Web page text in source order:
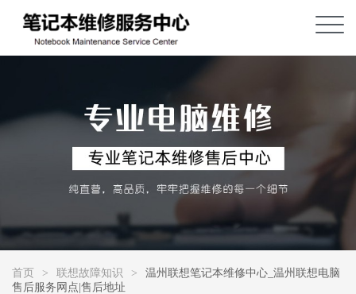
首页 > 联想故障知识 >
温州联想笔记本维修中心_温州联想电脑
售后服务网点|售后地址